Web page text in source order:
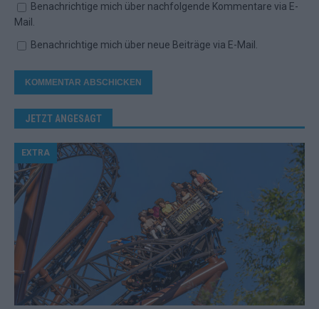
Benachrichtige mich über nachfolgende Kommentare via E-
Mail.
Benachrichtige mich über neue Beiträge via E-Mail.
JETZT ANGESAGT
EXTRA